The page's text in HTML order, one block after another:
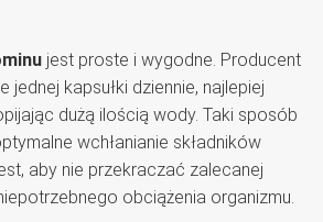
jest proste i wygodne. Producent
jednej kapsułki dziennie, najlepiej
dużą ilością wody. Taki sposób
wchłanianie składników
aby nie przekraczać zalecanej
obciążenia organizmu.